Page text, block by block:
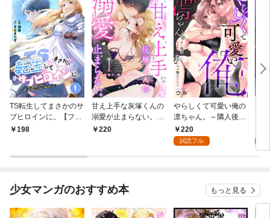
TS転生してまさかのサ
ブヒロインに。【フル
カラー】(1)
198
甘え上手な灰塚くんの
溺愛が止まらない。純
情で、健気で…絶倫！
220
やらしくて可愛い俺の
凛ちゃん。～隣人後輩
くんのイキすぎた執着
にハメ堕とされる～(1)
220
試読フル
ま
～
少女マンガのおすすめ本 もっと見る